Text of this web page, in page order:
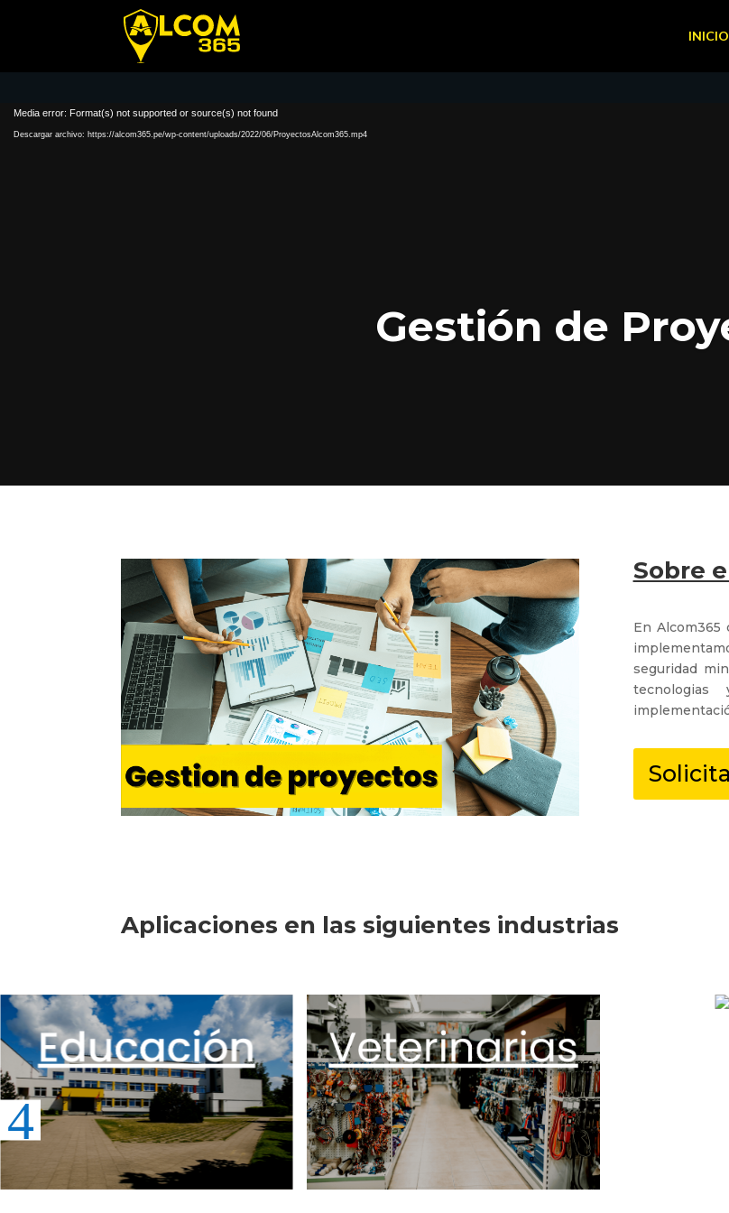
INICIO
Gestión de
Media error: Format(s) not supported or source(s) not found
Descargar archivo: https://alcom365.pe/wp-content/uploads/2022/06/ProyectosAlcom365.mp4
Sobre
En Alcom365
seguridad
Aplicaciones en las siguientes industrias